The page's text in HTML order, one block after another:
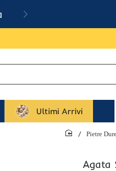
Ultimi Arrivi
Agata
Pietre